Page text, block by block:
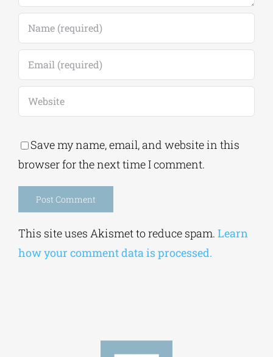
Save my name, email, and website in this
browser for the next time I comment.
This site uses Akismet to reduce spam. Learn
how your comment data is processed.